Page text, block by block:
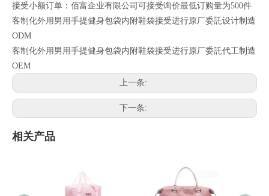
接受小额订单：佰富企业有限公司可接受询价最低订购量为500件
客制化外用男用手提健身包袋内附鞋袋接受进行原厂委託设计制造
ODM
客制化外用男用手提健身包袋内附鞋袋接受进行原厂委託代工制造
OEM
上一条:
下一条:
相关产品